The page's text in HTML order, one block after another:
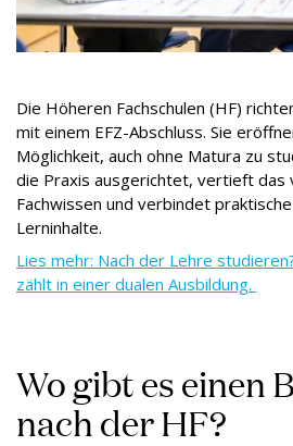
Die Höheren Fachschulen (HF)
mit einem EFZ-Abschluss. Sie
Möglichkeit, auch ohne Matura zu
die Praxis ausgerichtet, vertieft das
Fachwissen und verbindet
Lerninhalte.
Lies mehr: Nach der Lehre
zählt in einer dualen Ausbildung.
Wo gibt es einen
nach der HF?